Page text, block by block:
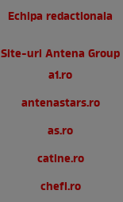
Echipa redactionala
Site-uri Antena Group
a1.ro
antenastars.ro
as.ro
catine.ro
chefi.ro